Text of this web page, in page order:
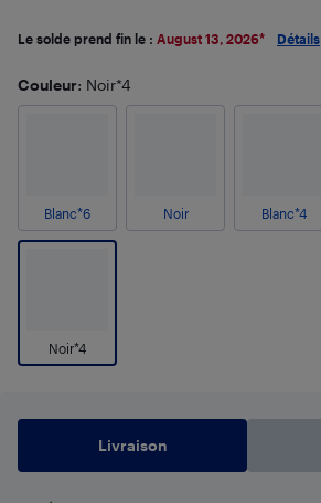
Le solde prend fin le : August 13, 2026* Détails
Couleur: Noir*4
Blanc*6 Noir Blanc*4
Noir*4
Livraison